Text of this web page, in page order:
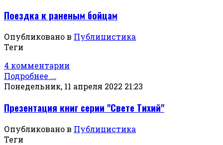
Поездка к раненым бойцам
Опубликовано в Публицистика
Теги
4 комментарии
Подробнее ...
Понедельник, 11 апреля 2022 21:23
Презентация книг серии "Свете Тихий"
Опубликовано в Публицистика
Теги